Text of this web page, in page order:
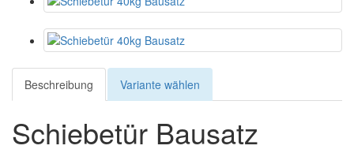
Beschreibung Variante wählen
Schiebetür Bausatz